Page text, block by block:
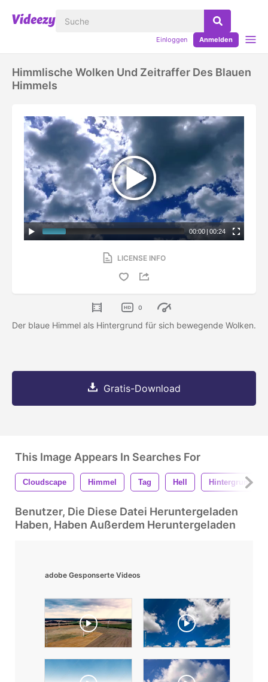
Einloggen Anmelden
Himmlische Wolken Und Zeitraffer Des Blauen
Himmels
00:00 | 00:24
LICENSE INFO
0
Der blaue Himmel als Hintergrund für sich bewegende Wolken.
Gratis-Download
This Image Appears In Searches For
Cloudscape Himmel Tag Hell Hintergrund
Benutzer, Die Diese Datei Heruntergeladen
Haben, Haben Außerdem Heruntergeladen
adobe Gesponserte Videos